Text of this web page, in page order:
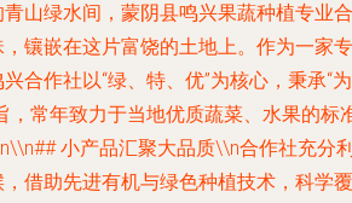
山绿水间，蒙阴县鸣兴果蔬种植专业合
镶嵌在这片富饶的土地上。作为一家专
合作社以“绿、特、优”为核心，秉承“为
，常年致力于当地优质蔬菜、水果的标
小产品汇聚大品质\\n合作社充分
借助先进有机与绿色种植技术，科学覆